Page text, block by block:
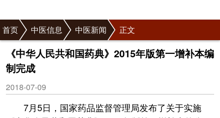
首页 中医信息 中医新闻 正文
《中华人民共和国药典》2015年版第一增补本编
制完成
2018-07-09
7月5日，国家药品监督管理局发布了关于实施